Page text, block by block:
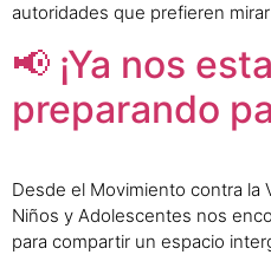
autoridades que prefieren
📢 ¡Ya nos
preparando
Desde el Movimiento contra la
Niños y Adolescentes nos
para compartir un espacio